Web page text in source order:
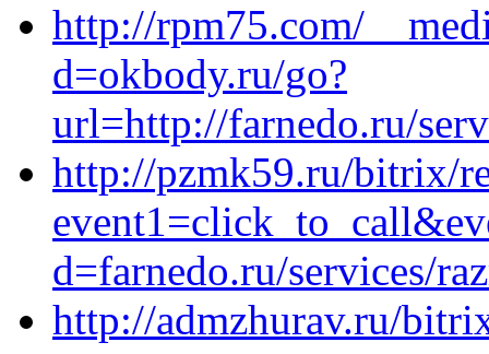
http://rpm75.com/
d=okbody.ru/go?
url=http://farnedo.ru/
http://pzmk59.ru/bitrix/
d=farnedo.ru/services/
http://admzhurav.ru/